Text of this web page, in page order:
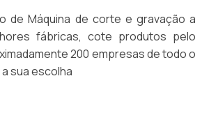
de Máquina de corte e gravação a
fábricas, cote produtos pelo
200 empresas de todo o
sua escolha